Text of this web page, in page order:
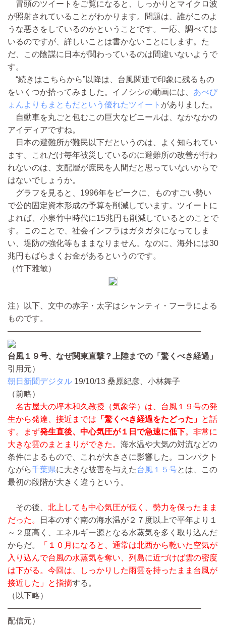
冒頭のツイートをご覧になると、しっかりとマイクロ波
が照射されていることがわかります。問題は、誰がこのよ
うな悪さをしているのかということです。一応、調べては
いるのですが、詳しいことは書かないことにします。た
だ、この陰謀に日本が関わっているのは間違いないようで
す。
“続きはこちらから”以降は、台風関連で印象に残るもの
をいくつか拾ってみました。イノシシの動画には、 あべぴ
ょんよりもまともだという優れたツイート がありました。
自動車を丸ごと包むこの巨大なビニールは、なかなかの
アイディアですね。
日本の避難所が難民以下だというのは、よく知られてい
ます。これだけ毎年被災しているのに避難所の改善が行わ
れないのは、支配層が庶民を人間だと思っていないからで
はないでしょうか。
グラフを見ると、1996年をピークに、ものすごい勢い
で公的固定資本形成の予算を削減しています。ツイートに
よれば、小泉竹中時代に15兆円も削減しているとのことで
す。このことで、社会インフラはガタガタになってしま
い、堤防の強化等もままなりません。なのに、海外には30
兆円もばらまくお金があるというのです。
（竹下雅敏）
注）以下、文中の赤字・太字はシャンティ・フーラによる
ものです。
————————————————————————
台風１９号、なぜ関東直撃？上陸までの「驚くべき経過」
引用元）
朝日新聞デジタル 19/10/13 桑原紀彦、小林舞子
（前略）
名古屋大の坪木和久教授（気象学）は、 台風１９号の発
生から発達、接近までは 「驚くべき経過をたどった」 と話
す。まず発生直後、中心気圧が１日で急速に低下。非常に
大きな雲のまとまりができた。 海水温や大気の対流などの
条件によるもので、これが大きさに影響した。コンパクト
ながら千葉県に大きな被害を与えた台風１５号とは、この
最初の段階が大きく違うという。
その後、 北上しても中心気圧が低く、勢力を保ったまま
だった。
日本のすぐ南の海水温が２７度以上で平年より１
～２度高く、エネルギー源となる水蒸気を多く取り込んだ
からだ。
「１０月になると、通常は北西から乾いた空気が
入り込んで台風の水蒸気を奪い、列島に近づけば雲の密度
は下がる。今回は、しっかりした雨雲を持ったまま台風が
接近した」と指摘する。
（以下略）
————————————————————————
配信元）